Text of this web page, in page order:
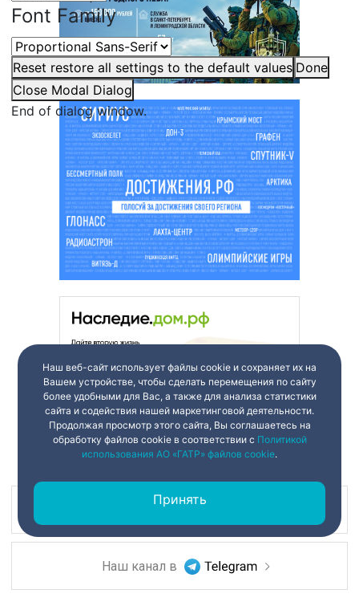
Font Family
Reset restore all settings to the default values Done
Close Modal Dialog
End of dialog window.
Наш канал в
Наш канал в
Наш веб-сайт использует файлы cookie и сохраняет их на
Вашем устройстве, чтобы сделать перемещения по сайту
более удобными для Вас, а также для анализа статистики
сайта и содействия нашей маркетинговой деятельности.
Продолжая просмотр этого сайта, Вы соглашаетесь на
обработку файлов cookie в соответствии с Политикой
использования АО «ГАТР» файлов cookie.
Принять